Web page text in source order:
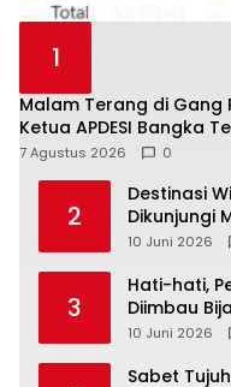
1
Malam Terang di Gang
Ketua APDESI Bangka
7 Agustus 2026 0
2
‎Destinasi
Dikunjungi
Akhir Pekan
10 Juni 2026
3
‎Hati-hati,
Diimbau
10 Juni 2026
‎Sabet